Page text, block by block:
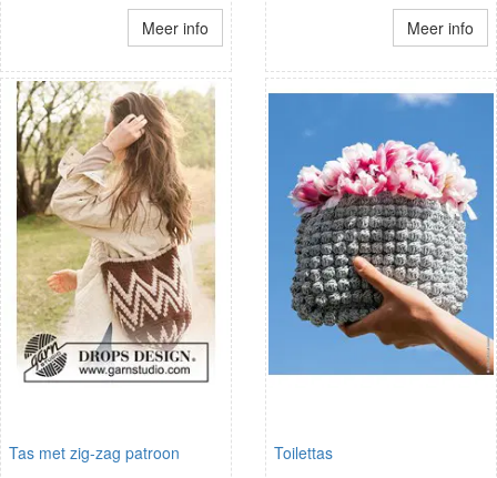
Meer info Meer info
Tas met zig-zag patroon Toilettas